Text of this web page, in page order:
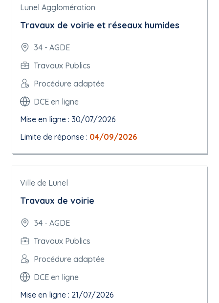
Lunel Agglomération
Travaux de voirie et réseaux humides
34 - AGDE
Travaux Publics
Procédure adaptée
DCE en ligne
Mise en ligne : 30/07/2026
Limite de réponse : 04/09/2026
Ville de Lunel
Travaux de voirie
34 - AGDE
Travaux Publics
Procédure adaptée
DCE en ligne
Mise en ligne : 21/07/2026